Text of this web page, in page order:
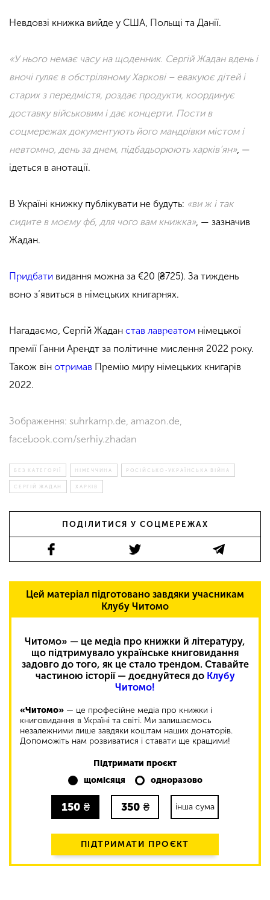
Невдовзі книжка вийде у США, Польщі та Данії.
«У нього немає часу на щоденник. Сергій Жадан вдень і
вночі гуляє в обстріляному Харкові – евакуює дітей і
старих з передмістя, роздає продукти, координує
доставку військовим і дає концерти. Пости в
соцмережах документують його мандрівки містом і
невтомно, день за днем, підбадьорюють харків’ян», —
ідеться в анотації.
В Україні книжку публікувати не будуть: «ви ж і так
сидите в моєму фб, для чого вам книжка», — зазначив
Жадан.
Придбати видання можна за €20 (₴725). За тиждень
воно з’явиться в німецьких книгарнях.
Нагадаємо, Сергій Жадан став лавреатом німецької
премії Ганни Арендт за політичне мислення 2022 року.
Також він отримав Премію миру німецьких книгарів
2022.
Зображення: suhrkamp.de, amazon.de,
facebook.com/serhiy.zhadan
БЕЗ КАТЕГОРІЇ НІМЕЧЧИНА РОСІЙСЬКО-УКРАЇНСЬКА ВІЙНА
СЕРГІЙ ЖАДАН ХАРКІВ
ПОДІЛИТИСЯ У СОЦМЕРЕЖАХ
Цей матеріал підготовано завдяки учасникам
Клубу Читомо
Читомо» — це медіа про книжки й літературу,
що підтримувало українське книговидання
задовго до того, як це стало трендом. Ставайте
частиною історії — доєднуйтеся до Клубу
Читомо!
«Читомо» — це професійне медіа про книжки і
книговидання в Україні та світі. Ми залишаємось
незалежними лише завдяки коштам наших донаторів.
Допоможіть нам розвиватися і ставати ще кращими!
Підтримати проєкт
щомісяця
одноразово
150 ₴ 350 ₴ інша сума
ПІДТРИМАТИ ПРОЄКТ